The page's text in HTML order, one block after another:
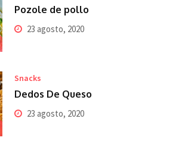
Pozole de pollo
23 agosto, 2020
Snacks
Dedos De Queso
23 agosto, 2020